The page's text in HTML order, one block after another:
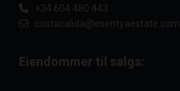
+34 604 480 443
costacalida@esentyaestate.com
Eiendommer til salgs: